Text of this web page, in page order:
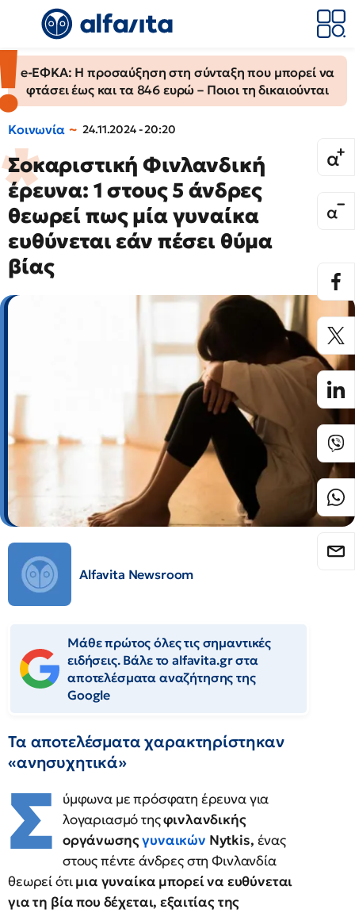
e-ΕΦΚΑ: Η προσαύξηση στη σύνταξη που μπορεί να
φτάσει έως και τα 846 ευρώ – Ποιοι τη δικαιούνται
Κοινωνία 24.11.2024 - 20:20
Σοκαριστική Φινλανδική
έρευνα: 1 στους 5 άνδρες
θεωρεί πως μία γυναίκα
ευθύνεται εάν πέσει θύμα
βίας
Alfavita Newsroom
Μάθε πρώτος όλες τις σημαντικές
ειδήσεις. Βάλε το alfavita.gr στα
αποτελέσματα αναζήτησης της
Google
Τα αποτελέσματα χαρακτηρίστηκαν
«ανησυχητικά»
Σ
ύμφωνα με πρόσφατη έρευνα για
λογαριασμό τηςφινλανδικής
οργάνωσηςγυναικών Nytkis, ένας
στους πέντε άνδρες στη Φινλανδία
θεωρεί ότιμια γυναίκα μπορεί να ευθύνεται
για τη βία που δέχεται, εξαιτίας της